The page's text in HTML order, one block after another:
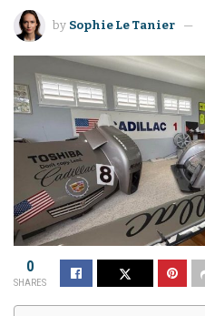
by Sophie Le Tanier
0
SHARES